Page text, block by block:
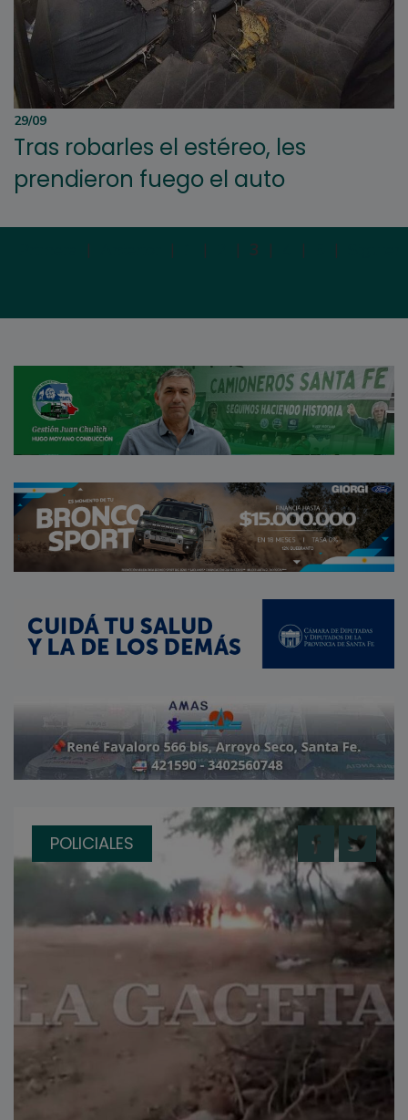
29/09
Tras robarles el estéreo, les
prendieron fuego el auto
| | | | 3 | | |
POLICIALES